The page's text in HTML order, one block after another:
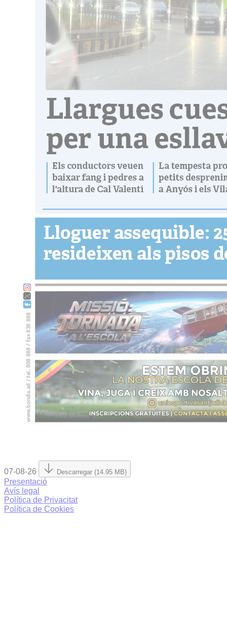
07-08-26 Descarregar (14.95 MB)
Presentació
Avís legal
Política de Privacitat
Política de Cookies